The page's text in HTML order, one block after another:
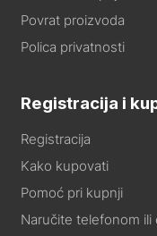
Povrat proizvoda
Polica privatnosti
Registracija i
Registracija
Kako kupovati
Pomoć pri kupnji
Naručite telefonom ili